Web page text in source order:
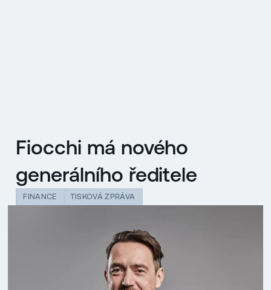
Fiocchi má nového
generálního ředitele
FINANCE TISKOVÁ ZPRÁVA